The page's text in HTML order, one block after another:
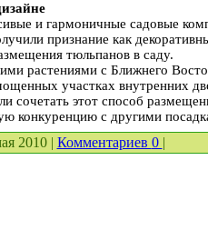
и гармоничные садовые
признание как
тюльпанов в саду.
растениями с Ближнего
участках внутренних
сочетать этот способ
конкуренцию с другими
2010 | Комментариев 0 |